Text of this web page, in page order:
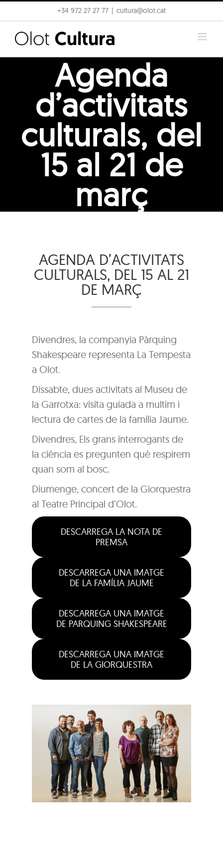
to
content
+34 972 27 27 77 cultura@olot.cat
Agenda
d’activitats
culturals, del
15 al 21 de
març
AGENDA D’ACTIVITATS
CULTURALS, DEL 15 AL 21
DE MARÇ
Divendres, la companyia Pàrquing
Shakespeare representa La Tempesta
a Olot.
Dissabte, dues activitats al Museu de
la Garrotxa: visita guiada a multim i
lectura de cartes de la família Jaume.
Divendres, Els grans interrogants de
la ciència es pregunten què respirem
quan som al bosc.
Diumenge, concert de la Giorquestra
al Teatre Principal d’Olot.
DESCARREGA LA NOTA DE
PREMSA
DESCARREGA UNA IMATGE
DE LA FAMÍLIA JAUME
DESCARREGA UNA IMATGE
DE PARQUING SHAKESPEARE
DESCARREGA UNA IMATGE
DE LA GIORQUESTRA